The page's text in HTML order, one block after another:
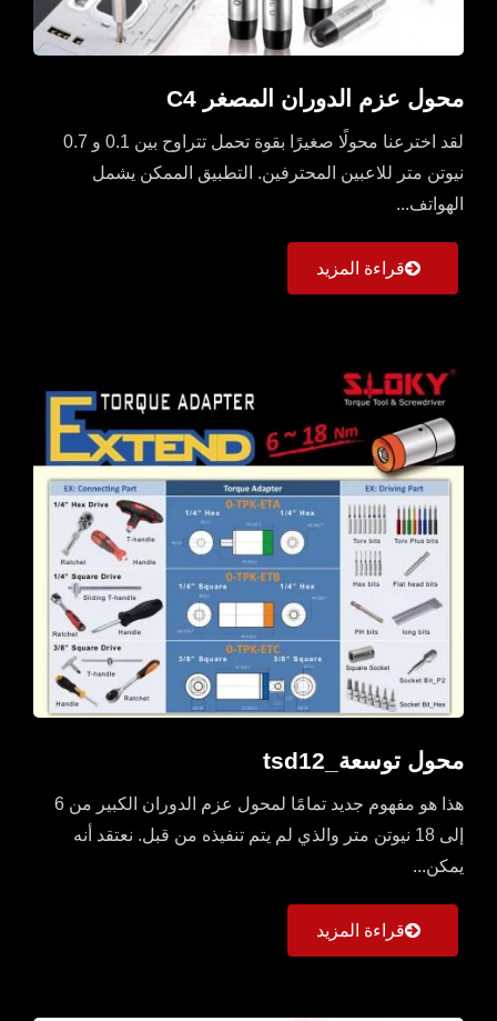
محول عزم الدوران المصغر C4
لقد اخترعنا محولًا صغيرًا بقوة تحمل تتراوح بين 0.1 و 0.7
نيوتن متر للاعبين المحترفين. التطبيق الممكن يشمل
الهواتف...
قراءة المزيد
محول توسعة_tsd12
هذا هو مفهوم جديد تمامًا لمحول عزم الدوران الكبير من 6
إلى 18 نيوتن متر والذي لم يتم تنفيذه من قبل. نعتقد أنه
يمكن...
قراءة المزيد